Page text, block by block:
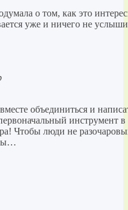
о том, как это
уже и ничего не
объединиться и
инструмент
Чтобы люди не